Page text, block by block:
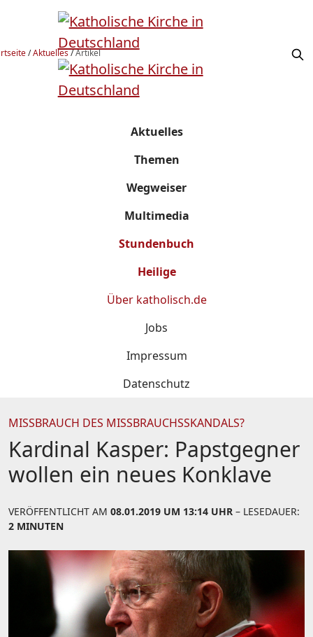
/Aktuelles/Artikel
Aktuelles
Themen
Wegweiser
Multimedia
Stundenbuch
Heilige
Über katholisch.de
Jobs
Impressum
Datenschutz
MISSBRAUCH DES MISSBRAUCHSSKANDALS?
Kardinal Kasper: Papstgegner
wollen ein neues Konklave
VERÖFFENTLICHT AM 08.01.2019 UM 13:14 UHR – LESEDAUER:
2 MINUTEN